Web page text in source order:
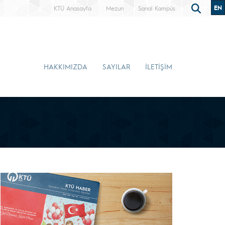
KTÜ Anasayfa Mezun Sanal Kampüs EN
HAKKIMIZDA SAYILAR İLETİŞİM